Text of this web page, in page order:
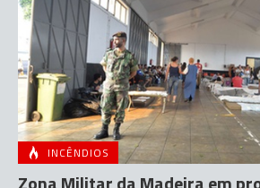
INCÊNDIOS